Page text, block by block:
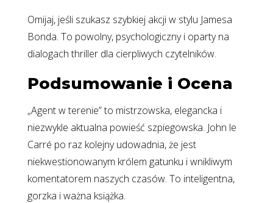
Omijaj, jeśli szukasz szybkiej akcji w stylu Jamesa
Bonda. To powolny, psychologiczny i oparty na
dialogach thriller dla cierpliwych czytelników.
Podsumowanie i Ocena
„Agent w terenie” to mistrzowska, elegancka i
niezwykle aktualna powieść szpiegowska. John le
Carré po raz kolejny udowadnia, że jest
niekwestionowanym królem gatunku i wnikliwym
komentatorem naszych czasów. To inteligentna,
gorzka i ważna książka.